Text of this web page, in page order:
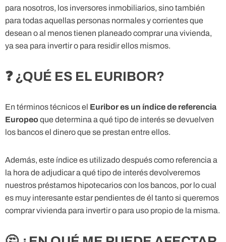
para nosotros, los inversores inmobiliarios, sino también
para todas aquellas personas normales y corrientes que
desean o al menos tienen planeado comprar una vivienda,
ya sea para invertir o para residir ellos mismos.
❓ ¿QUÉ ES EL EURIBOR?
En términos técnicos el Euribor es un índice de referencia
Europeoque determina a qué tipo de interés se devuelven
los bancos el dinero que se prestan entre ellos.
Además, este índice es utilizado después como referencia a
la hora de adjudicar a qué tipo de interés devolveremos
nuestros préstamos hipotecarios con los bancos, por lo cual
es muy interesante estar pendientes de él tanto si queremos
comprar vivienda para invertir o para uso propio de la misma.